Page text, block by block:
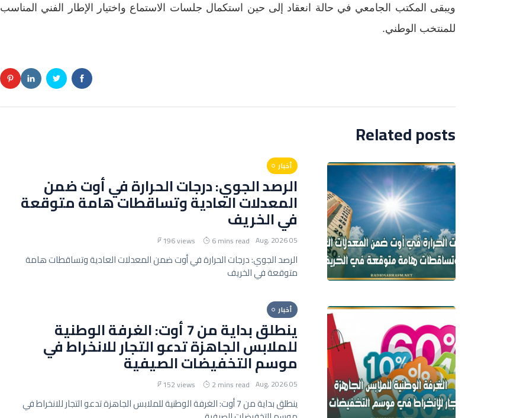
ويبقى المكتب الجامعي في حالة انعقاد إلى حين استكمال جلسات الاستماع واختيار الإطار الفني المناسب
للمنتخب الوطني.
Related posts
أخبار
الرصد الجوي: درجات الحرارة في أوت ضمن
المعدلات العادية وتساقطات هامة متوقعة
في الخريف
05 Aug, 2026
6 mins read
196 views
الرصد الجوي: درجات الحرارة في أوت ضمن المعدلات العادية وتساقطات هامة
متوقعة في الخريف
أخبار
ينطلق بداية من 7 أوت: الغرفة الوطنية
للملابس الجاهزة تدعو التجار للانخراط في
موسم التخفيضات الصيفية
05 Aug, 2026
2 mins read
152 views
ينطلق بداية من 7 أوت: الغرفة الوطنية للملابس الجاهزة تدعو التجار للانخراط في